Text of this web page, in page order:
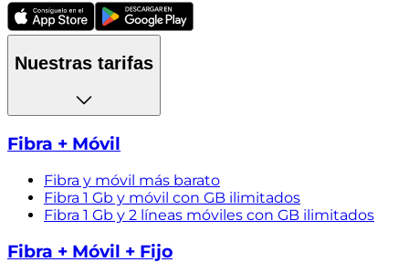
Nuestras tarifas
Fibra + Móvil
Fibra y móvil más barato
Fibra 1 Gb y móvil con GB ilimitados
Fibra 1 Gb y 2 líneas móviles con GB ilimitados
Fibra + Móvil + Fijo